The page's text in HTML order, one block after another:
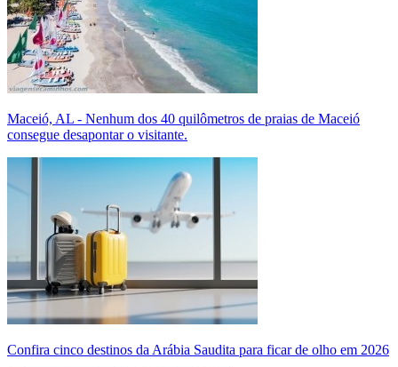
Maceió, AL - Nenhum dos 40 quilômetros de praias de Maceió
consegue desapontar o visitante.
Confira cinco destinos da Arábia Saudita para ficar de olho em 2026